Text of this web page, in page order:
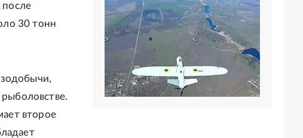
после
30 тонн
рыболовстве.
второе